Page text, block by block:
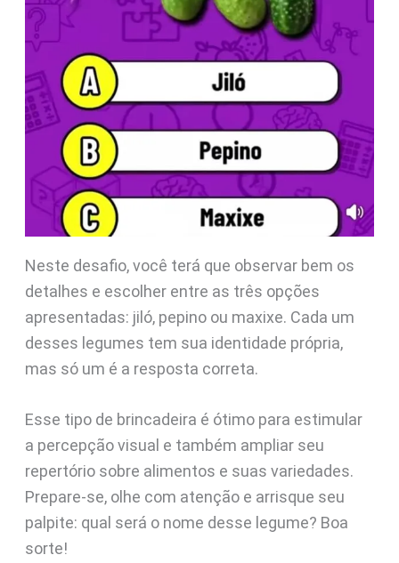
Neste desafio, você terá que observar bem os
detalhes e escolher entre as três opções
apresentadas: jiló, pepino ou maxixe. Cada um
desses legumes tem sua identidade própria,
mas só um é a resposta correta.
Esse tipo de brincadeira é ótimo para estimular
a percepção visual e também ampliar seu
repertório sobre alimentos e suas variedades.
Prepare-se, olhe com atenção e arrisque seu
palpite: qual será o nome desse legume? Boa
sorte!